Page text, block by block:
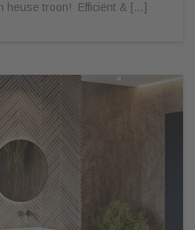
heuse troon! Efficiënt & […]